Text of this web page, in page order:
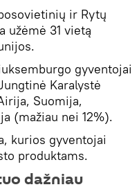
ir Rytų
užėmė 31 vietą
gyventojai
Karalystė
Suomija,
(mažiau nei 12%).
kurios gyventojai
produktams.
dažniau